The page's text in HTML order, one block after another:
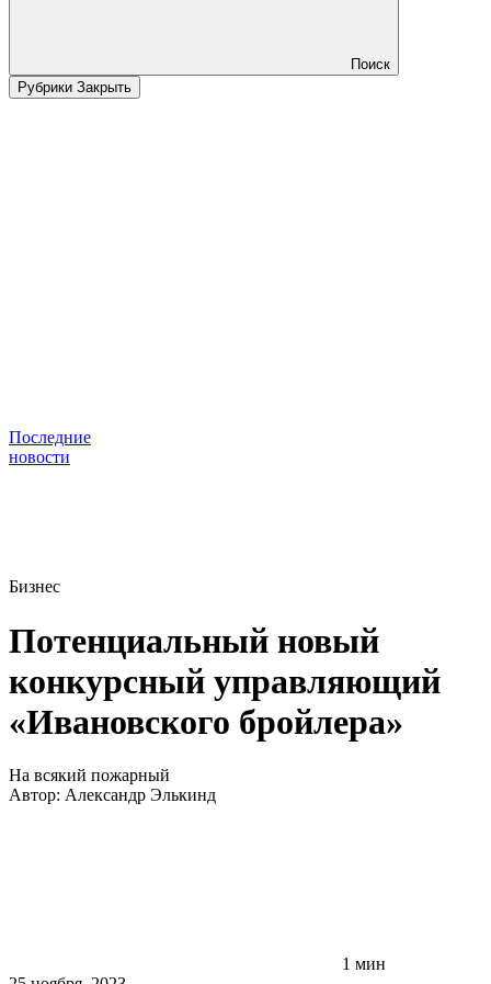
Поиск
Рубрики Закрыть
Последние
новости
Бизнес
Потенциальный новый
конкурсный управляющий
«Ивановского бройлера»
На всякий пожарный
Автор: Александр Элькинд
1 мин